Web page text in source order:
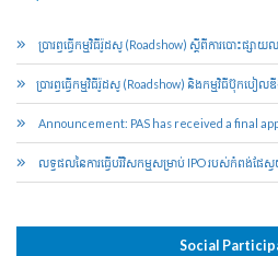
ប្រារព្ធ​ធ្វើ​កម្មវិធី​រ៉ូដ​សូ (Roadshow) ស្ដីពី​ការបោះ​ផ្សា
ប្រារព្ធ​ធ្វើ​កម្មវិធី​រ៉ូដ​សូ (Roadshow) និង​កម្មវិធី​ប៊ុក​បៀ​ល
Announcement: PAS has received a final
លទ្ធផលនៃការធ្វើបរិវិសកម្មសម្រាប់​ IPO របស់កំពង់ផ
Social